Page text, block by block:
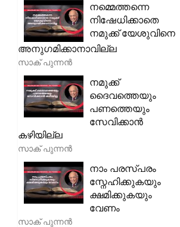
നമ്മെത്തന്നെ
നിഷേധിക്കാതെ
നമുക്ക് യേശുവിനെ
അനുഗമിക്കാനാവില്ല
സാക് പുന്നൻ
നമുക്ക്
ദൈവത്തെയും
പണത്തെയും
സേവിക്കാൻ
കഴിയില്ല
സാക് പുന്നൻ
നാം പരസ്പരം
സ്നേഹിക്കുകയും
ക്ഷമിക്കുകയും
വേണം
സാക് പുന്നൻ